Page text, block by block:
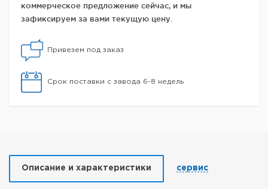
коммерческое предложение сейчас, и мы
зафиксируем за вами текущую цену.
Привезем под заказ
Срок поставки с завода 6-8 недель
Описание и характеристики сервис